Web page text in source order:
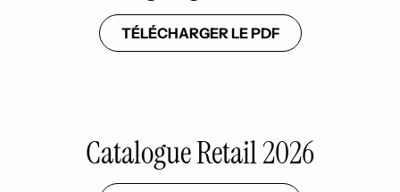
TÉLÉCHARGER LE PDF
Catalogue Retail 2026